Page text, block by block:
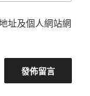
址及個人網站網